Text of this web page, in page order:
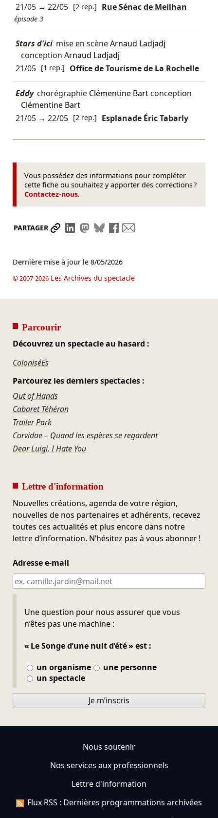
21/05→ 22/05 [2 rep.] Rue Sénac de Meilhan
épisode 3
Stars d'ici mise en scèneArnaud Ladjadj
conception Arnaud Ladjadj
21/05 [1 rep.] Office de Tourisme de La Rochelle
Eddy chorégraphie Clémentine Bartconception
Clémentine Bart
21/05→ 22/05 [2 rep.] Esplanade Éric Tabarly
Vous possédez des informations pour compléter
cette fiche ou souhaitez y apporter des corrections ?
Contactez-nous.
PARTAGER Partager le lien
Partager sur LinkedIn
Partager sur Mastodon
Partager sur Bluesky
Partager sur Facebook
Dernière mise à jour le 8/05/2026
© 2007-2026Les Archives du spectacle
Parcourir
Découvrez un spectacle au hasard :
ColoniséEs
Parcourez les derniers spectacles :
Out of Hands
Cabaret Téhéran
Trailer Park
Corvidae – Quand les espèces se regardent
Dear Luigi, I Hate You
Lettre d'information
Nouvelles créations, agenda de votre région,
nouvelles de nos partenaires et adhérents, recevez
toutes ces actualités et plus encore dans notre
lettre d’information. N’hésitez pas à vous abonner !
Adresse e-mail
Une question pour nous assurer que vous
n’êtes pas une machine :
« Le Songe d’une nuit d’été » est :
un organisme
une personne
un spectacle
Ne pas remplir
Je m’inscris
Nous soutenir
Nos services aux professionnels
Lettre d'information
Flux RSS : Dernières programmations archivées